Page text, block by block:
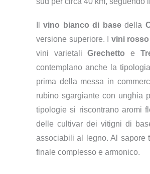
Ilvino bianco di basedella
versione superiore. I vini
vini varietaliGrechetto e
contemplano anche la tipologia
prima della messa in
rubino sgargiante con unghia
tipologie si riscontrano aromi
delle cultivar dei vitigni di
associabili al legno. Al sapore
finale complesso e armonico.